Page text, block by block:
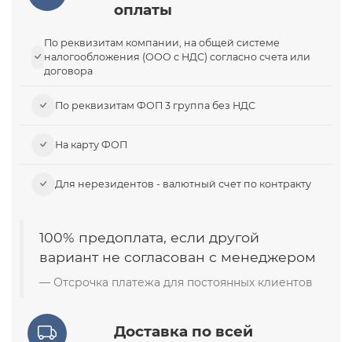
оплаты
По реквизитам компании, на общей системе
налогообложения (ООО с НДС) согласно счета или
договора
По реквизитам ФОП 3 группа без НДС
На карту ФОП
Для нерезидентов - валютный счет по контракту
100% предоплата, если другой
вариант не согласован с менеджером
Отсрочка платежа для постоянных клиентов
Доставка по всей